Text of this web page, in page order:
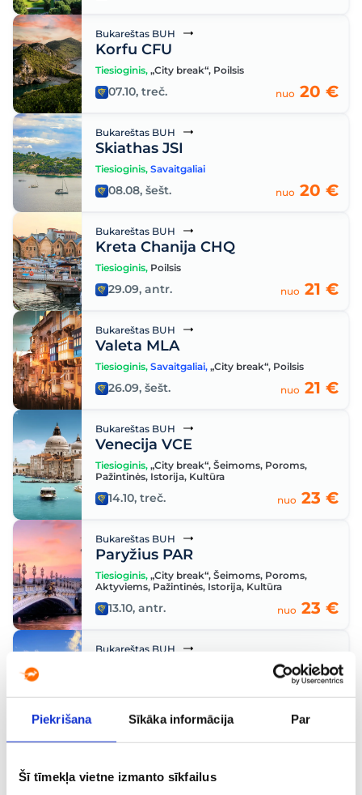
Piekrišana Sīkāka informācija Par
Šī tīmekļa vietne izmanto sīkfailus
Bukareštas BUH
Korfu CFU
Tiesioginis, „City break“, Poilsis
07.10, treč. nuo 20 €
Bukareštas BUH
Skiathas JSI
Tiesioginis, Savaitgaliai
08.08, šešt. nuo 20 €
Bukareštas BUH
Kreta Chanija CHQ
Tiesioginis, Poilsis
29.09, antr. nuo 21 €
Bukareštas BUH
Valeta MLA
Tiesioginis, Savaitgaliai, „City break“, Poilsis
26.09, šešt. nuo 21 €
Bukareštas BUH
Venecija VCE
Tiesioginis, „City break“, Šeimoms, Poroms,
Pažintinės, Istorija, Kultūra
14.10, treč. nuo 23 €
Bukareštas BUH
Paryžius PAR
Tiesioginis, „City break“, Šeimoms, Poroms,
Aktyviems, Pažintinės, Istorija, Kultūra
13.10, antr. nuo 23 €
Bukareštas BUH
Pažintinės,
Istorija
30.09, treč. nuo24 €
Londonas LON